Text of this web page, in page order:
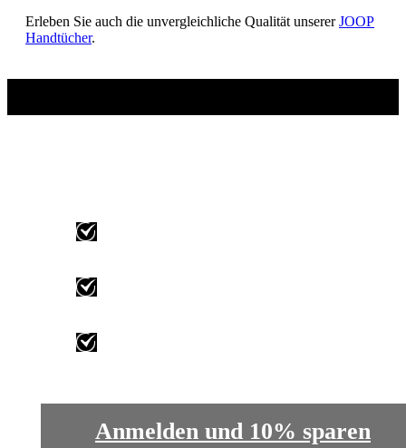
Erleben Sie auch die unvergleichliche Qualität unsererJOOP
Handtücher.
Anmelden und 10% sparen